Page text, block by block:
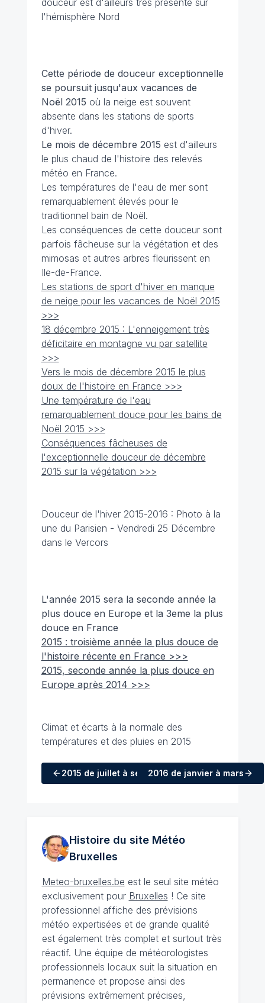
douceur est d'ailleurs très présente sur
l'hémisphère Nord
Cette période de douceur exceptionnelle
se poursuit jusqu'aux vacances de
Noël 2015 où la neige est souvent
absente dans les stations de sports
d'hiver.
Le mois de décembre 2015 est d'ailleurs
le plus chaud de l'histoire des relevés
météo en France.
Les températures de l'eau de mer sont
remarquablement élevés pour le
traditionnel bain de Noël.
Les conséquences de cette douceur sont
parfois fâcheuse sur la végétation et des
mimosas et autres arbres fleurissent en
Ile-de-France.
Les stations de sport d'hiver en manque
de neige pour les vacances de Noël 2015
>>>
18 décembre 2015 : L'enneigement très
déficitaire en montagne vu par satellite
>>>
Vers le mois de décembre 2015 le plus
doux de l'histoire en France >>>
Une température de l'eau
remarquablement douce pour les bains de
Noël 2015 >>>
Conséquences fâcheuses de
l'exceptionnelle douceur de décembre
2015 sur la végétation >>>
Douceur de l'hiver 2015-2016 : Photo à la
une du Parisien - Vendredi 25 Décembre
dans le Vercors
L'année 2015 sera la seconde année la
plus douce en Europe et la 3eme la plus
douce en France
2015 : troisième année la plus douce de
l'histoire récente en France >>>
2015, seconde année la plus douce en
Europe après 2014 >>>
Climat et écarts à la normale des
températures et des pluies en 2015
2015 de juillet à septembre
2016 de janvier à mars
Histoire du site Météo
Bruxelles
Meteo-bruxelles.be est le seul site météo
exclusivement pour Bruxelles ! Ce site
professionnel affiche des prévisions
météo expertisées et de grande qualité
est également très complet et surtout très
réactif. Une équipe de météorologistes
professionnels locaux suit la situation en
permanence et propose ainsi des
prévisions extrêmement précises,